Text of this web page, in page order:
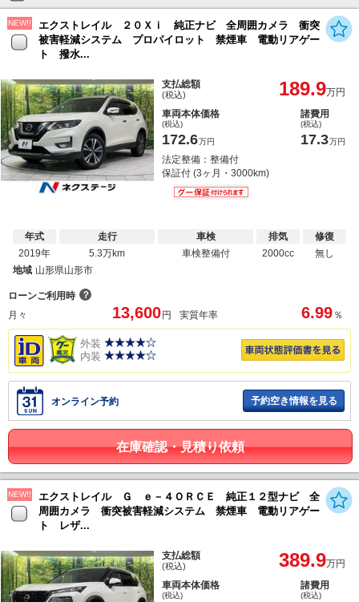
NEW!!
エクストレイル ２０Ｘｉ 純正ナビ 全周囲カメラ 衝突
被害軽減システム プロパイロット 禁煙車 電動リアゲー
ト 撥水...
支払総額
(税込) 189.9万円
車両本体価格
(税込)
172.6万円
諸費用
(税込)
17.3万円
法定整備：整備付
保証付 (3ヶ月・3000km)
年式
2019年
走行
5.3万km
車検
車検整備付
排気
2000cc
修復
無し
地域 山形県山形市
ローンご利用時 ？
月々
13,600 円 実質年率 6.99 ％
外装
内装
オンライン予約 予約空き情報を見る
在庫確認・見積り依頼
NEW!!
エクストレイル Ｇ ｅ－４ＯＲＣＥ 純正１２型ナビ 全
周囲カメラ 衝突被害軽減システム 禁煙車 電動リアゲー
ト レザ...
支払総額
(税込) 389.9万円
車両本体価格
(税込)
諸費用
(税込)